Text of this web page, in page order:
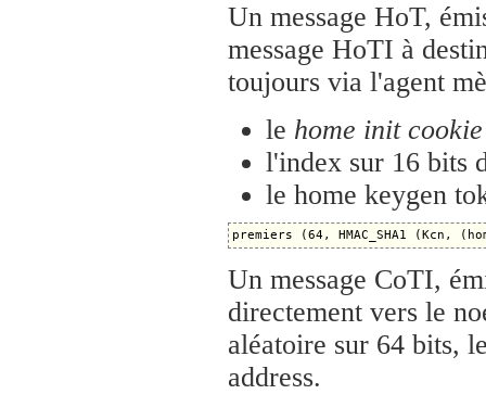
Un message HoT,
message HoTI à
toujours via l'agent
le home init cookie
l'index sur 16 bits
le home keygen
Un message CoTI,
directement vers le
aléatoire sur 64 bits,
address.